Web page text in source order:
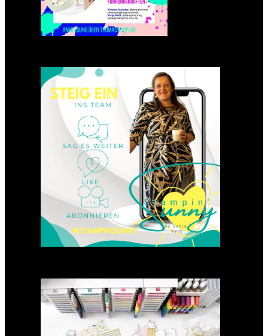
Einsteigen 2025 im Team
Stampin‘ Sunny
23. Januar 2025
GANZ NEU: Scrapbooking
Club 2025
21. Januar 2025